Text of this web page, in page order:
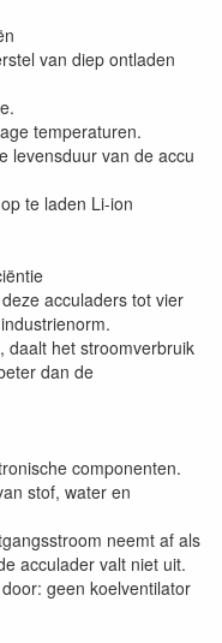
van diep ontladen
temperaturen.
levensduur van de accu
te laden Li-ion
acculaders tot vier
daalt het stroomverbruik
dan de
componenten.
stof, water en
neemt af als
acculader valt niet uit.
geen koelventilator